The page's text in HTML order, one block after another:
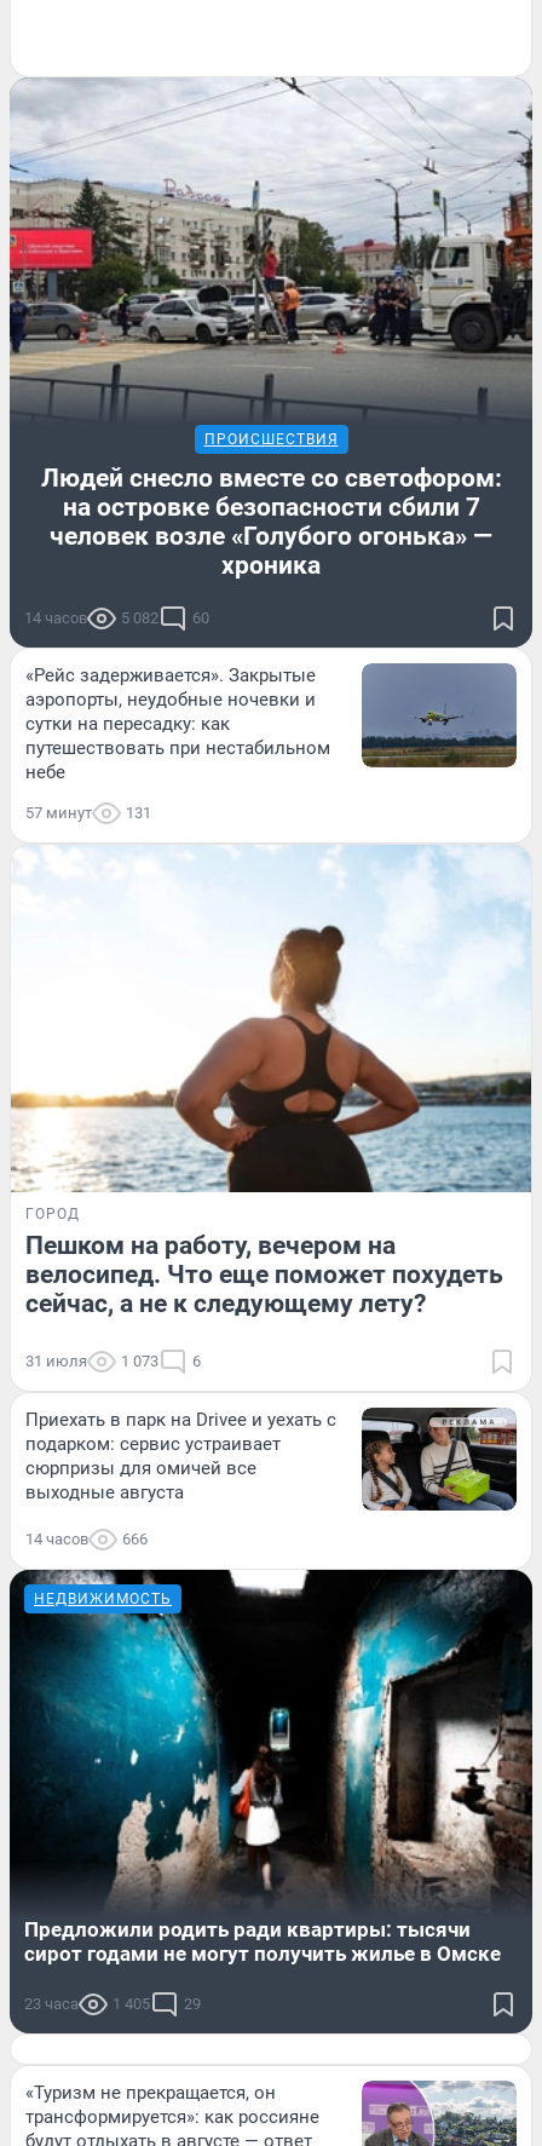
ПРОИСШЕСТВИЯ
Людей снесло вместе со светофором:
на островке безопасности сбили 7
человек возле «Голубого огонька» —
хроника
14 часов 5 082 60
«Рейс задерживается». Закрытые
аэропорты, неудобные ночевки и
сутки на пересадку: как
путешествовать при нестабильном
небе
57 минут 131
ГОРОД
Пешком на работу, вечером на
велосипед. Что еще поможет похудеть
сейчас, а не к следующему лету?
31 июля 1 073 6
Приехать в парк на Drivee и уехать с
подарком: сервис устраивает
сюрпризы для омичей все
выходные августа
14 часов 666
НЕДВИЖИМОСТЬ
Предложили родить ради квартиры: тысячи
сирот годами не могут получить жилье в Омске
23 часа 1 405 29
«Туризм не прекращается, он
трансформируется»: как россияне
будут отдыхать в августе — ответ